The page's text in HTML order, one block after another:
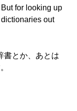
for looking up
out
書とか、あとは